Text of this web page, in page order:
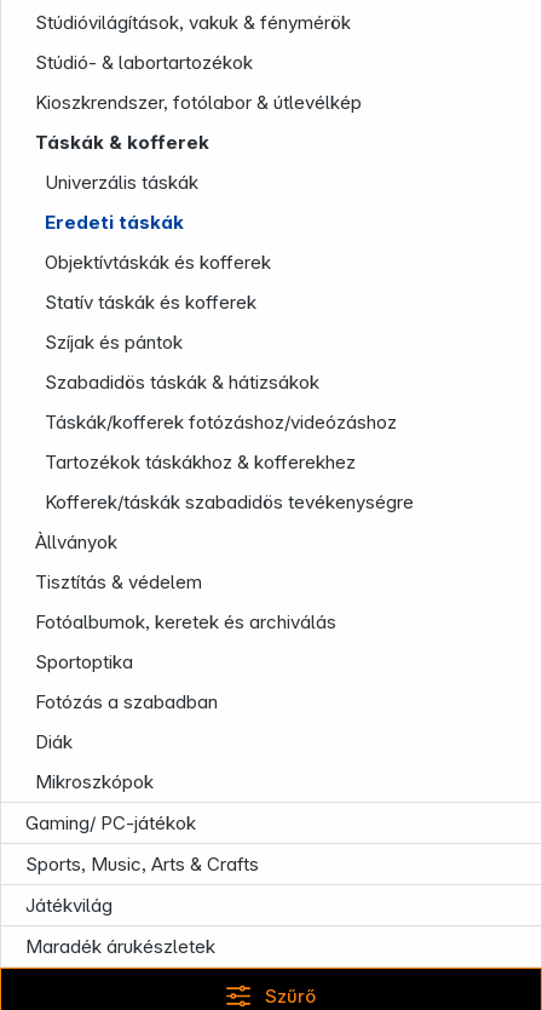
Stúdióvilágítások, vakuk & fénymérök
Stúdió- & labortartozékok
Kioszkrendszer, fotólabor & útlevélkép
Táskák & kofferek
Univerzális táskák
Eredeti táskák
Objektívtáskák és kofferek
Statív táskák és kofferek
Szíjak és pántok
Szabadidös táskák & hátizsákok
Táskák/kofferek fotózáshoz/videózáshoz
Tartozékok táskákhoz & kofferekhez
Kofferek/táskák szabadidös tevékenységre
Àllványok
Tisztítás & védelem
Fotóalbumok, keretek és archiválás
Sportoptika
Fotózás a szabadban
Diák
Mikroszkópok
Gaming/ PC-játékok
Sports, Music, Arts & Crafts
Játékvilág
Maradék árukészletek
Szűrő
Infoterminal